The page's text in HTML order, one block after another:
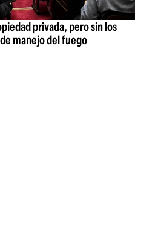
privada, pero sin los
manejo del fuego